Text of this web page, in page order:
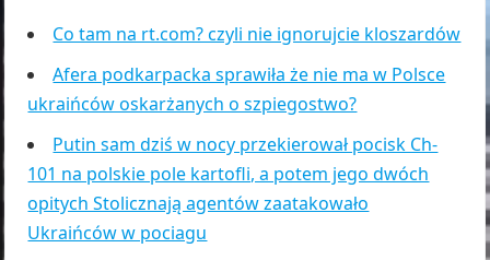
Co tam na rt.com? czyli nie ignorujcie kloszardów
Afera podkarpacka sprawiła że nie ma w Polsce
ukraińców oskarżanych o szpiegostwo?
Putin sam dziś w nocy przekierował pocisk Ch-
101 na polskie pole kartofli, a potem jego dwóch
opitych Stolicznają agentów zaatakowało
Ukraińców w pociagu